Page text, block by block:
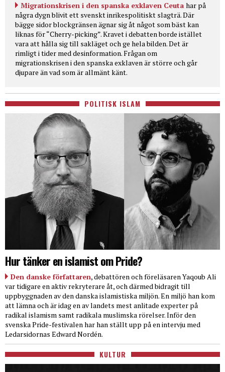
Migrationskrisen i den spanska exklaven Ceuta har på
några dygn blivit ett svenskt inrikespolitiskt slagträ. Där
bägge sidor blockgränsen ägnar sig åt något som bäst kan
liknas för “Cherry-picking”. Kravet i debatten borde istället
vara att hålla sig till sakläget och ge hela bilden. Det är
rimligt i tider med desinformation. Frågan om
migrationskrisen i den spanska exklaven är större och går
djupare än vad som är allmänt känt.
POLITISK ISLAM
Hur tänker en islamist om Pride?
Den danske författaren, debattören och föreläsaren Yaqoub Ali
var tidigare en aktiv rekryterare åt, och därmed bidragit till
uppbyggnaden av den danska islamistiska miljön. En miljö han kom
att lämna och är idag en av landets mest anlitade experter på
radikal islamism samt radikala muslimska rörelser. Inför den
svenska Pride-festivalen har han ställt upp på en intervju med
Ledarsidornas Edward Nordén.
KULTUR